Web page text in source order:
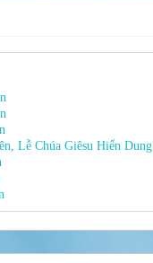
Lễ Chúa Giêsu Hiển Dung